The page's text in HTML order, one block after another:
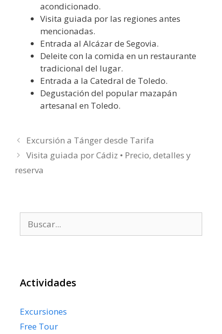
acondicionado.
Visita guiada por las regiones antes
mencionadas.
Entrada al Alcázar de Segovia.
Deleite con la comida en un restaurante
tradicional del lugar.
Entrada a la Catedral de Toledo.
Degustación del popular mazapán
artesanal en Toledo.
Excursión a Tánger desde Tarifa
Visita guiada por Cádiz • Precio, detalles y
reserva
Actividades
Excursiones
Free Tour